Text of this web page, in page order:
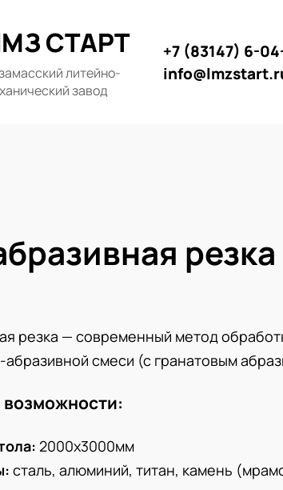
СТАРТ
литейно-
завод
+7 (83147) 6-
резка
резка — современный метод
смеси (с гранатовым
возможности:
2000х3000мм
сталь, алюминий, титан, камень